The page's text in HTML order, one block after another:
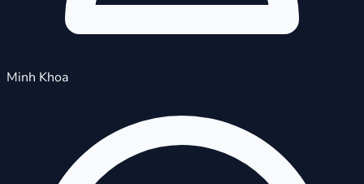
Minh Khoa